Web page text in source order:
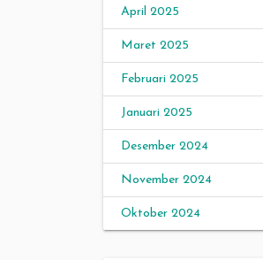
April 2025
Maret 2025
Februari 2025
Januari 2025
Desember 2024
November 2024
Oktober 2024